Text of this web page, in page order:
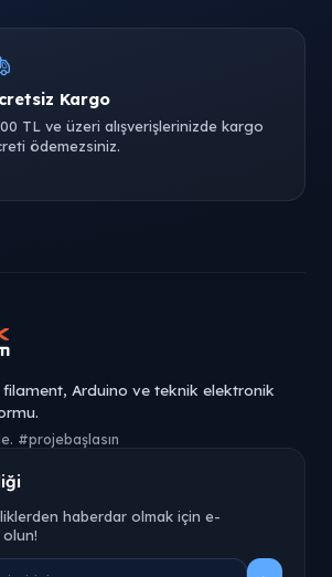
Kargo
TL ve üzeri alışverişlerinizde kargo
ödemezsiniz.
filament, Arduino ve teknik elektronik
#projebaşlasın
haberdar olmak için e-